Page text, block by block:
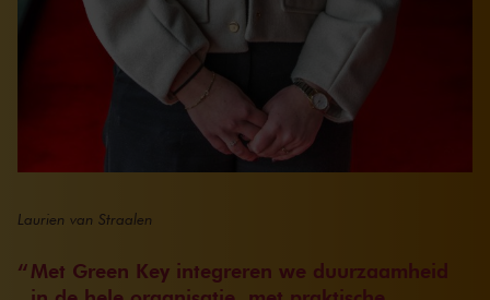
Laurien van Straalen
Met Green Key integreren we duurzaamheid